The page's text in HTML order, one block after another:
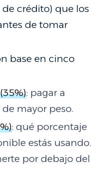
crédito) que los
de tomar
base en cinco
: pagar a
mayor peso.
: qué porcentaje
estás usando.
por debajo del